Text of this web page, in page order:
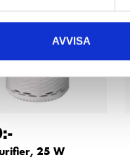
AVVISA
:-
25 W